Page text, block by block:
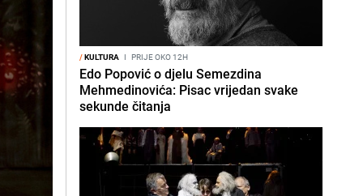
/KULTURA I PRIJE OKO 12H
Edo Popović o djelu Semezdina
Mehmedinovića: Pisac vrijedan svake
sekunde čitanja